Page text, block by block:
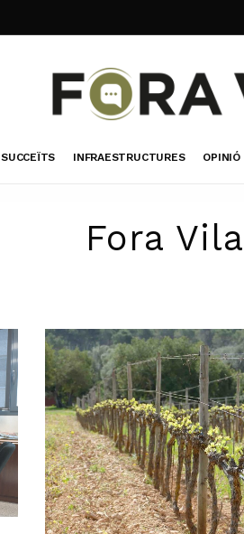
SUCCEÏTS INFRAESTRUCTURES OPINIÓ
Fora